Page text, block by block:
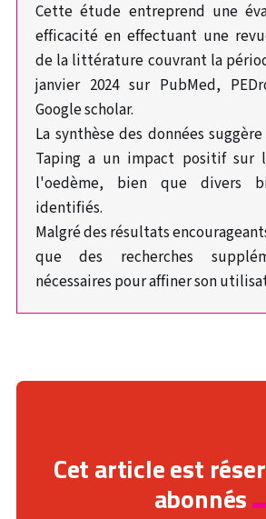
Cette étude entreprend une
efficacité en effectuant une
de la littérature couvrant la
janvier 2024 sur PubMed,
Google scholar.
La synthèse des données
Taping a un impact positif sur
l'oedème, bien que divers
identifiés.
Malgré des résultats
que des recherches
nécessaires pour affiner son
Cet article est
abonnés